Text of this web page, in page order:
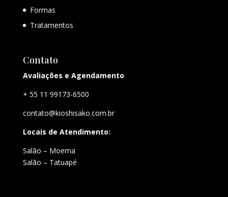
Formas
Tratamentos
Contato
Avaliações e Agendamento
+ 55 11 99173-6500
contato@kioshisako.com.br
Locais de Atendimento:
Salão – Moema
Salão – Tatuapé